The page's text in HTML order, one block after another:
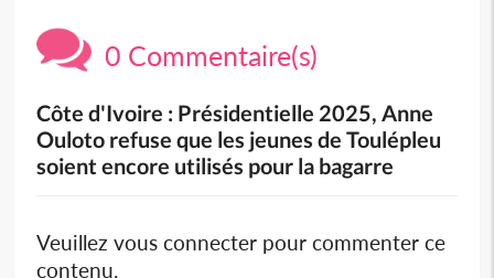
0 Commentaire(s)
Côte d'Ivoire : Présidentielle 2025, Anne
Ouloto refuse que les jeunes de Toulépleu
soient encore utilisés pour la bagarre
Veuillez vous connecter pour commenter ce
contenu.